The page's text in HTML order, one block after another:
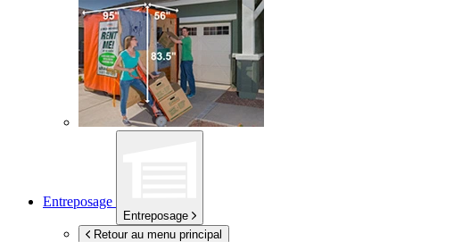
Entreposage
Entreposage
Retour au menu principal